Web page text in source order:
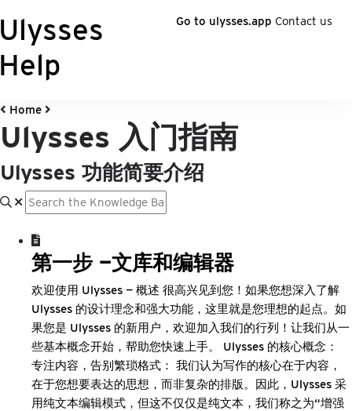
Go to ulysses.app Contact us
Home
Ulysses 入门指南
Ulysses 功能简要介绍
第一步 —文库和编辑器
欢迎使用 Ulysses — 概述 很高兴见到您！如果您想深入了解
Ulysses 的设计理念和强大功能，这里就是您理想的起点。如
果您是 Ulysses 的新用户，欢迎加入我们的行列！让我们从一
些基本概念开始，帮助您快速上手。 Ulysses 的核心概念：
专注内容，告别繁琐格式： 我们认为写作的核心在于内容，
在于您想要表达的思想，而非复杂的排版。因此，Ulysses 采
用纯文本编辑模式，但这不仅仅是纯文本，我们称之为“增强